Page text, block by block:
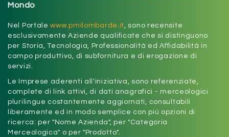
Mondo
Nel Portalewww.pmilombarde.it, sono recensite
esclusivamente Aziende qualificate che si distinguono
per Storia, Tecnologia, Professionalità ed Affidabilità in
campo produttivo, di subfornitura e di erogazione di
servizi.
Le Imprese aderenti all'iniziativa, sono referenziate,
complete di link attivi, di dati anagrafici - merceologici
plurilingue costantemente aggiornati, consultabili
liberamente ed in modo semplice con più opzioni di
ricerca: per "Nome Azienda", per "Categoria
Merceologica" o per "Prodotto".